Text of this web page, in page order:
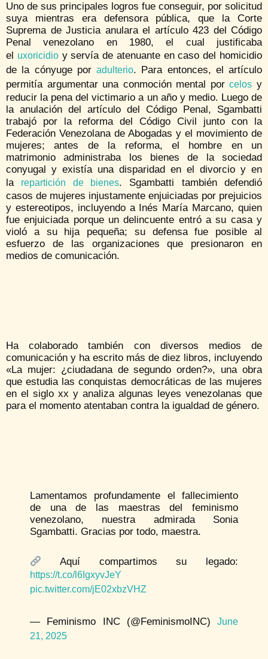
Uno de sus principales logros fue conseguir, por solicitud
suya mientras era defensora pública, que la Corte
Suprema de Justicia anulara el artículo 423 del Código
Penal venezolano en 1980, el cual justificaba
el uxoricidioy servía de atenuante en caso del homicidio
de la cónyuge por adulterio. Para entonces, el artículo
permitía argumentar una conmoción mental porcelos y
reducir la pena del victimario a un año y medio. Luego de
la anulación del artículo del Código Penal, Sgambatti
trabajó por la reforma del Código Civil junto con la
Federación Venezolana de Abogadas y el movimiento de
mujeres; antes de la reforma, el hombre en un
matrimonio administraba los bienes de la sociedad
conyugal y existía una disparidad en el divorcio y en
la repartición de bienes. Sgambatti también defendió
casos de mujeres injustamente enjuiciadas por prejuicios
y estereotipos, incluyendo a Inés María Marcano, quien
fue enjuiciada porque un delincuente entró a su casa y
violó a su hija pequeña; su defensa fue posible al
esfuerzo de las organizaciones que presionaron en
medios de comunicación.
Ha colaborado también con diversos medios de
comunicación y ha escrito más de diez libros, incluyendo
«La mujer: ¿ciudadana de segundo orden?», una obra
que estudia las conquistas democráticas de las mujeres
en el siglo xx y analiza algunas leyes venezolanas que
para el momento atentaban contra la igualdad de género.​
Lamentamos profundamente el fallecimiento
de una de las maestras del feminismo
venezolano, nuestra admirada Sonia
Sgambatti. Gracias por todo, maestra.
Aquí compartimos su legado:
https://t.co/l6IgxyvJeY
pic.twitter.com/jE02xbzVHZ
— Feminismo INC (@FeminismoINC) June
21, 2025